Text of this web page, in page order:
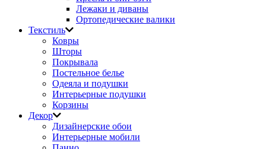
Лежаки и диваны
Ортопедические валики
Текстиль
Ковры
Шторы
Покрывала
Постельное белье
Одеяла и подушки
Интерьерные подушки
Корзины
Декор
Дизайнерские обои
Интерьерные мобили